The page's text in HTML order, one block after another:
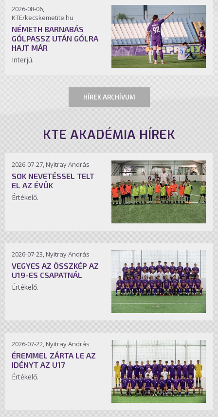
2026-08-06,
KTE/kecskemetite.hu
NÉMETH BARNABÁS
GÓLPASSZ UTÁN GÓLRA
HAJT MÁR
Interjú.
HÍREK ARCHÍVUM
KTE AKADÉMIA HÍREK
2026-07-27, Nyitray András
SOK NEVETÉSSEL TELT
EL AZ ÉVÜK
Értékelő.
2026-07-23, Nyitray András
VEGYES AZ ÖSSZKÉP AZ
U19-ES CSAPATNÁL
Értékelő.
2026-07-22, Nyitray András
ÉREMMEL ZÁRTA LE AZ
IDÉNYT AZ U17
Értékelő.